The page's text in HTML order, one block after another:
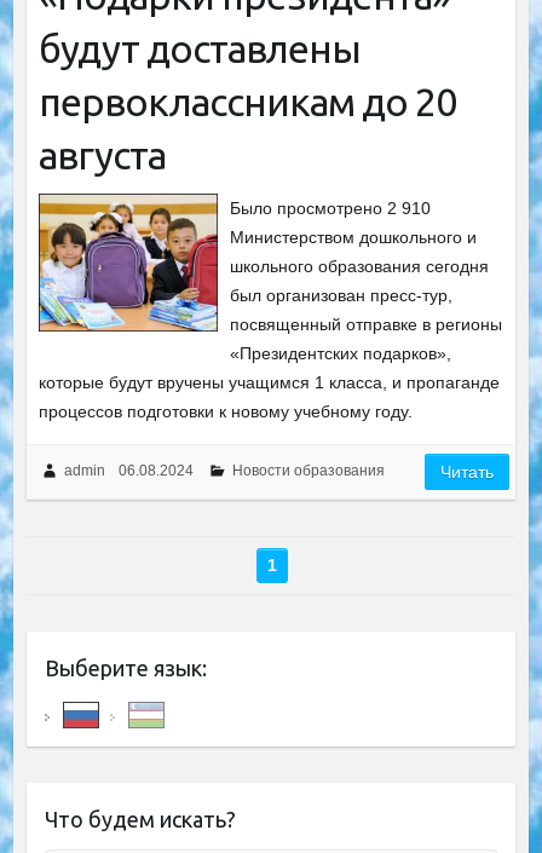
будут доставлены
первоклассникам до 20
августа
Было просмотрено 2 910
Министерством дошкольного и
школьного образования сегодня
был организован пресс-тур,
посвященный отправке в регионы
«Президентских подарков»,
которые будут вручены учащимся 1 класса, и пропаганде
процессов подготовки к новому учебному году.
admin 06.08.2024 Новости образования Читать
1
Выберите язык:
Что будем искать?